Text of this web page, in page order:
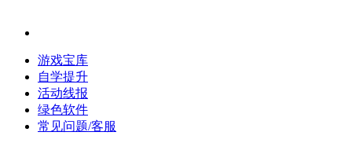
游戏宝库
自学提升
活动线报
绿色软件
常见问题/客服